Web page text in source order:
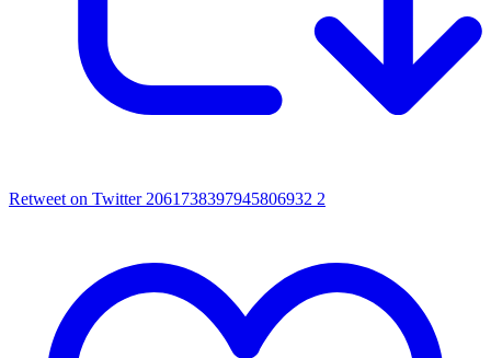
Retweet on Twitter 2061738397945806932 2